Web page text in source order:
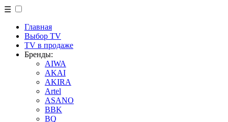
☰
Главная
Выбор TV
TV в продаже
Бренды:
AIWA
AKAI
AKIRA
Artel
ASANO
BBK
BQ